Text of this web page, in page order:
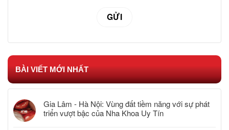
BÀI VIẾT MỚI NHẤT
Gia Lâm - Hà Nội: Vùng đất tiềm năng với sự phát
triển vượt bậc của Nha Khoa Uy Tín